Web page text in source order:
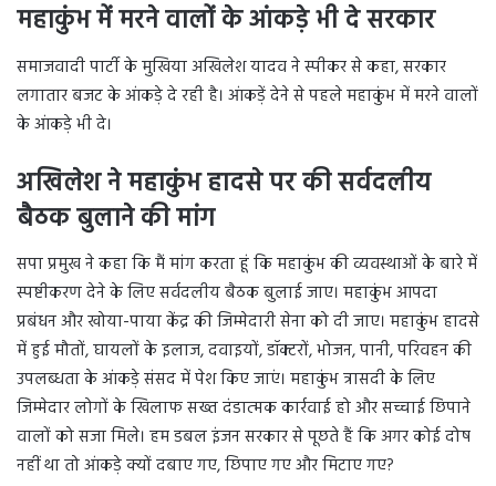
महाकुंभ में मरने वालों के आंकड़े भी दे सरकार
समाजवादी पार्टी के मुखिया अखिलेश यादव ने स्पीकर से कहा, सरकार
लगातार बजट के आंकड़े दे रही है। आंकड़ें देने से पहले महाकुंभ में मरने वालों
के आंकड़े भी दे।
अखिलेश ने महाकुंभ हादसे पर की सर्वदलीय
बैठक बुलाने की मांग
सपा प्रमुख ने कहा कि मैं मांग करता हूं कि महाकुंभ की व्यवस्थाओं के बारे में
स्पष्टीकरण देने के लिए सर्वदलीय बैठक बुलाई जाए। महाकुंभ आपदा
प्रबंधन और खोया-पाया केंद्र की जिम्मेदारी सेना को दी जाए। महाकुंभ हादसे
में हुई मौतों, घायलों के इलाज, दवाइयों, डॉक्टरों, भोजन, पानी, परिवहन की
उपलब्धता के आंकड़े संसद में पेश किए जाएं। महाकुंभ त्रासदी के लिए
जिम्मेदार लोगों के खिलाफ सख्त दंडात्मक कार्रवाई हो और सच्चाई छिपाने
वालों को सजा मिले। हम डबल इंजन सरकार से पूछते हैं कि अगर कोई दोष
नहीं था तो आंकड़े क्यों दबाए गए, छिपाए गए और मिटाए गए?